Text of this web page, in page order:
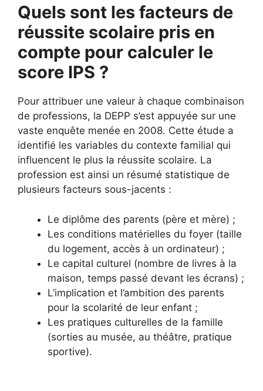
Quels sont les facteurs de
réussite scolaire pris en
compte pour calculer le
score IPS ?
Pour attribuer une valeur à chaque combinaison
de professions, la DEPP s’est appuyée sur une
vaste enquête menée en 2008. Cette étude a
identifié les variables du contexte familial qui
influencent le plus la réussite scolaire. La
profession est ainsi un résumé statistique de
plusieurs facteurs sous-jacents :
Le diplôme des parents (père et mère) ;
Les conditions matérielles du foyer (taille
du logement, accès à un ordinateur) ;
Le capital culturel (nombre de livres à la
maison, temps passé devant les écrans) ;
L’implication et l’ambition des parents
pour la scolarité de leur enfant ;
Les pratiques culturelles de la famille
(sorties au musée, au théâtre, pratique
sportive).